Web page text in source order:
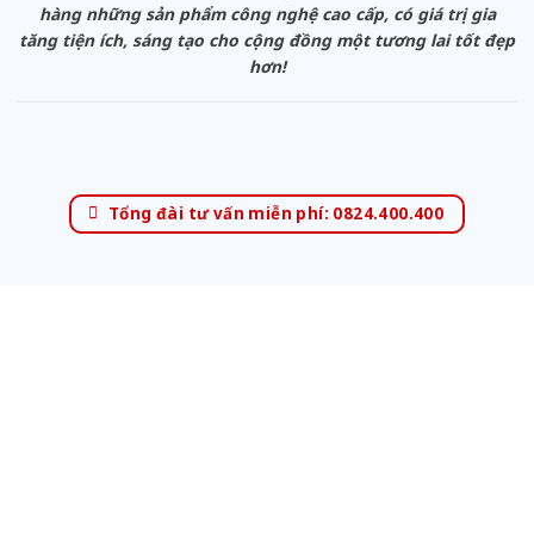
hàng những sản phẩm công nghệ cao cấp, có giá trị gia
tăng tiện ích, sáng tạo cho cộng đồng một tương lai tốt đẹp
hơn!
Tổng đài tư vấn miễn phí: 0824.400.400